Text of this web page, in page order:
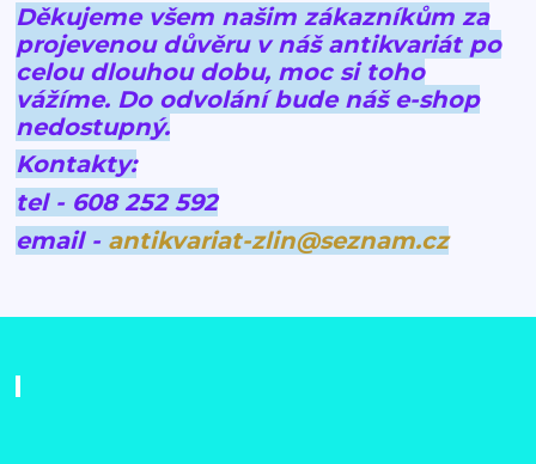
Děkujeme všem našim zákazníkům za
projevenou důvěru v náš antikvariát po
celou dlouhou dobu, moc si toho
vážíme. Do odvolání bude náš e-shop
nedostupný.
Kontakty:
tel - 608 252 592
email - antikvariat-zlin@seznam.cz